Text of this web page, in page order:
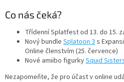
Co nás čeká?
Třídenní Splatfest od 13. do 15.
Nový bundle Splatoon 3s
Online členstvím (25. července)
Nové amiibo figurkySquid
Nezapomeňte, že pro účast v online